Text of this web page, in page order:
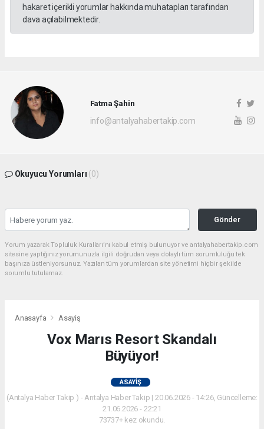
hakaret içerikli yorumlar hakkında muhatapları tarafından
dava açılabilmektedir.
Fatma Şahin
info@antalyahabertakip.com
Okuyucu Yorumları (0)
Gönder
Yorum yazarak Topluluk Kuralları’nı kabul etmiş bulunuyor ve antalyahabertakip.com
sitesine yaptığınız yorumunuzla ilgili doğrudan veya dolaylı tüm sorumluluğu tek
başınıza üstleniyorsunuz. Yazılan tüm yorumlardan site yönetimi hiçbir şekilde
sorumlu tutulamaz.
Anasayfa Asayiş
Vox Marıs Resort Skandalı
Büyüyor!
ASAYIŞ
(Antalya Haber Takip ) - Antalya Haber Takip | 20.06.2026 - 14:26, Güncelleme:
21.06.2026 - 22:21
73737+ kez okundu.